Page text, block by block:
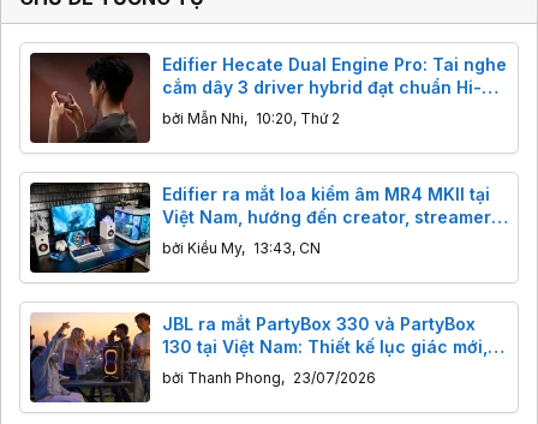
Edifier Hecate Dual Engine Pro: Tai nghe
cắm dây 3 driver hybrid đạt chuẩn Hi-
Res Audio cho game thủ, giá chỉ hơn
bởi Mẫn Nhi, 10:20, Thứ 2
Edifier ra mắt loa kiểm âm MR4 MKII tại
Việt Nam, hướng đến creator, streamer
và game thủ
bởi Kiều My, 13:43, CN
JBL ra mắt PartyBox 330 và PartyBox
130 tại Việt Nam: Thiết kế lục giác mới,
tích hợp công nghệ AI Sound Boost
bởi Thanh Phong, 23/07/2026